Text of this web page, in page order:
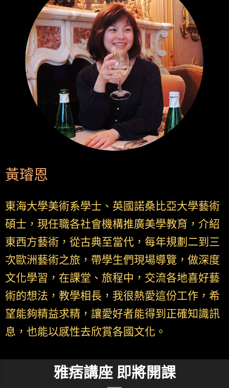
黃璿恩
東海大學美術系學士、英國諾桑比亞大學藝術
碩士，現任職各社會機構推廣美學教育，介紹
東西方藝術，從古典至當代，每年規劃二到三
次歐洲藝術之旅，帶學生們現場導覽，做深度
文化學習，在課堂、旅程中，交流各地喜好藝
術的想法，教學相長，我很熱愛這份工作，希
望能夠精益求精，讓愛好者能得到正確知識訊
息，也能以感性去欣賞各國文化。
雅痞講座 即將開課